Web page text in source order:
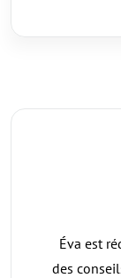
Éva est
des